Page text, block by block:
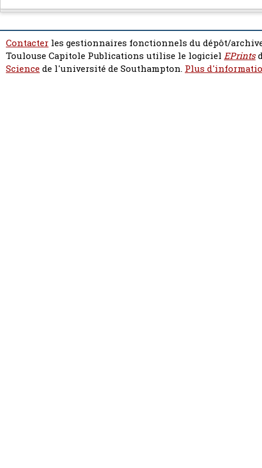
Contacter les gestionnaires fonctionnels du dépôt/
Toulouse Capitole Publications utilise le logiciel EPrints
Sciencede l'université de Southampton. Plus